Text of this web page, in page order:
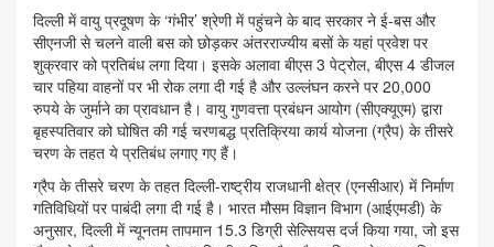
दिल्ली में वायु प्रदूषण के ‘गंभीर’ श्रेणी में पहुंचने के बाद सरकार ने ई-बस और
सीएनजी से चलने वाली बस को छोड़कर अंतरराज्यीय बसों के यहां प्रवेश पर
शुक्रवार को प्रतिबंध लगा दिया। इसके अलावा बीएस 3 पेट्रोल, बीएस 4 डीजल
चार पहिया वाहनों पर भी रोक लगा दी गई है और उल्लंघन करने पर 20,000
रुपये के जुर्माने का प्रावधान है। वायु गुणवत्ता प्रबंधन आयोग (सीएक्यूएम) द्वारा
बृहस्पतिवार को घोषित की गई चरणबद्ध प्रतिक्रिया कार्य योजना (ग्रैप) के तीसरे
चरण के तहत ये प्रतिबंध लगाए गए हैं।
ग्रैप के तीसरे चरण के तहत दिल्ली-राष्ट्रीय राजधानी क्षेत्र (एनसीआर) में निर्माण
गतिविधियों पर पाबंदी लगा दी गई है। भारत मौसम विज्ञान विभाग (आईएमडी) के
अनुसार, दिल्ली में न्यूनतम तापमान 15.3 डिग्री सेल्सियस दर्ज किया गया, जो इस